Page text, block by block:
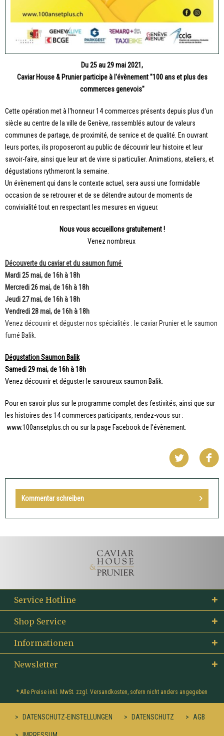
Du 25 au 29 mai 2021,
Caviar House & Prunier participe à l'évènement "100 ans et plus des
commerces genevois"
Cette opération met à l'honneur 14 commerces présents depuis plus d'un
siècle au centre de la ville de Genève, rassemblés autour de valeurs
communes de partage, de proximité, de service et de qualité. En ouvrant
leurs portes, ils proposeront au public de découvrir leur histoire et leur
savoir-faire, ainsi que leur art de vivre si particulier. Animations, ateliers, et
dégustations rythmeront la semaine.
Un évènement qui dans le contexte actuel, sera aussi une formidable
occasion de se retrouver et de se détendre autour de moments de
convivialité tout en respectant les mesures en vigueur.
Nous vous accueillons gratuitement !
Venez nombreux
Découverte du caviar et du saumon fumé
Mardi 25 mai, de 16h à 18h
Mercredi 26 mai, de 16h à 18h
Jeudi 27 mai, de 16h à 18h
Vendredi 28 mai, de 16h à 18h
Venez découvrir et déguster nos spécialités : le caviar Prunier et le saumon
fumé Balik.
Dégustation Saumon Balik
Samedi 29 mai, de 16h à 18h
Venez découvrir et déguster le savoureux saumon Balik.
Pour en savoir plus sur le programme complet des festivités, ainsi que sur
les histoires des 14 commerces participants, rendez-vous sur :
www.100ansetplus.ch ou sur la page Facebookde l'évènement.
Kommentar schreiben
Service Hotline
Shop Service
Informationen
Newsletter
* Alle Preise inkl. MwSt. zzgl. Versandkosten, sofern nicht anders angegeben
DATENSCHUTZ-EINSTELLUNGEN DATENSCHUTZ AGB